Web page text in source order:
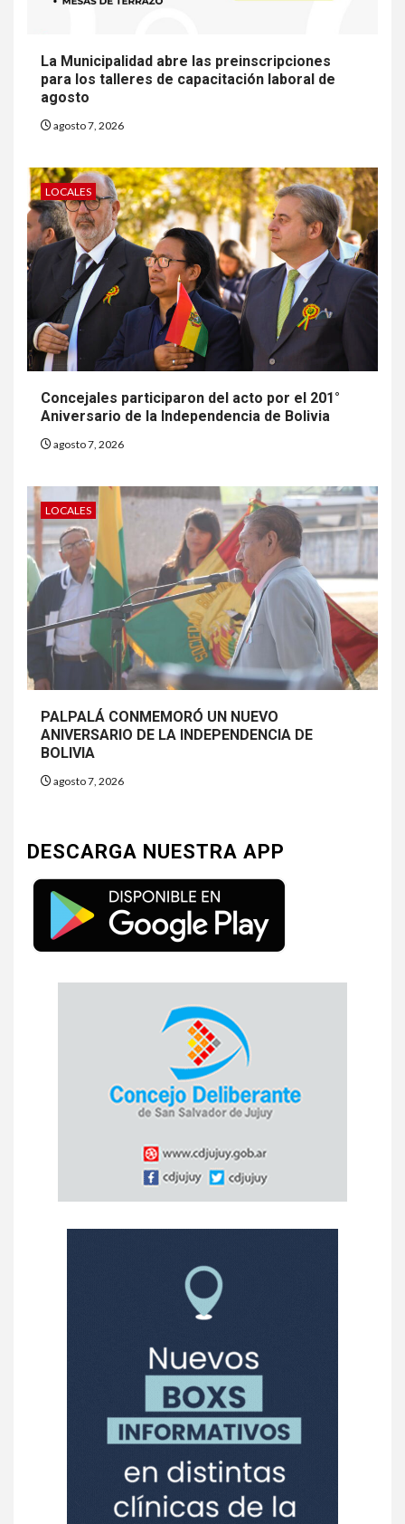
La Municipalidad abre las preinscripciones
para los talleres de capacitación laboral de
agosto
agosto 7, 2026
LOCALES
Concejales participaron del acto por el 201°
Aniversario de la Independencia de Bolivia
agosto 7, 2026
LOCALES
PALPALÁ CONMEMORÓ UN NUEVO
ANIVERSARIO DE LA INDEPENDENCIA DE
BOLIVIA
agosto 7, 2026
DESCARGA NUESTRA APP